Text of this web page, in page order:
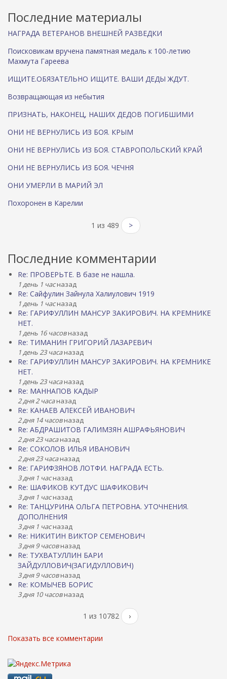
Последние материалы
НАГРАДА ВЕТЕРАНОВ ВНЕШНЕЙ РАЗВЕДКИ
Поисковикам вручена памятная медаль к 100-летию
Махмута Гареева
ИЩИТЕ.ОБЯЗАТЕЛЬНО ИЩИТЕ. ВАШИ ДЕДЫ ЖДУТ.
Возвращающая из небытия
ПРИЗНАТЬ, НАКОНЕЦ, НАШИХ ДЕДОВ ПОГИБШИМИ
ОНИ НЕ ВЕРНУЛИСЬ ИЗ БОЯ. КРЫМ
ОНИ НЕ ВЕРНУЛИСЬ ИЗ БОЯ. СТАВРОПОЛЬСКИЙ КРАЙ
ОНИ НЕ ВЕРНУЛИСЬ ИЗ БОЯ. ЧЕЧНЯ
ОНИ УМЕРЛИ В МАРИЙ ЭЛ
Похоронен в Карелии
1 из 489 >
Последние комментарии
Re: ПРОВЕРЬТЕ. В базе не нашла.
1 день 1 часназад
Re: Сайфулин Зайнула Халиулович 1919
1 день 1 часназад
Re: ГАРИФУЛЛИН МАНСУР ЗАКИРОВИЧ. НА КРЕМНИКЕ
НЕТ.
1 день 16 часовназад
Re: ТИМАНИН ГРИГОРИЙ ЛАЗАРЕВИЧ
1 день 23 часаназад
Re: ГАРИФУЛЛИН МАНСУР ЗАКИРОВИЧ. НА КРЕМНИКЕ
НЕТ.
1 день 23 часаназад
Re: МАННАПОВ КАДЫР
2 дня 2 часаназад
Re: КАНАЕВ АЛЕКСЕЙ ИВАНОВИЧ
2 дня 14 часовназад
Re: АБДРАШИТОВ ГАЛИМЗЯН АШРАФЬЯНОВИЧ
2 дня 23 часаназад
Re: СОКОЛОВ ИЛЬЯ ИВАНОВИЧ
2 дня 23 часаназад
Re: ГАРИФЗЯНОВ ЛОТФИ. НАГРАДА ЕСТЬ.
3 дня 1 часназад
Re: ШАФИКОВ КУТДУС ШАФИКОВИЧ
3 дня 1 часназад
Re: ТАНЦУРИНА ОЛЬГА ПЕТРОВНА. УТОЧНЕНИЯ.
ДОПОЛНЕНИЯ
3 дня 1 часназад
Re: НИКИТИН ВИКТОР СЕМЕНОВИЧ
3 дня 9 часовназад
Re: ТУХВАТУЛЛИН БАРИ
ЗАЙДУЛЛОВИЧ(ЗАГИДУЛЛОВИЧ)
3 дня 9 часовназад
Re: КОМЫЧЕВ БОРИС
3 дня 10 часовназад
1 из 10782 ›
Показать все комментарии